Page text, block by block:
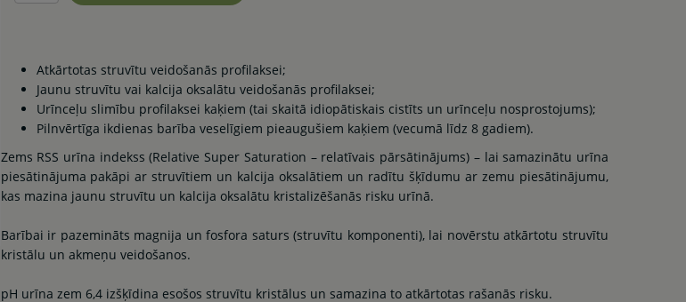
Atkārtotas struvītu veidošanās profilaksei;
Jaunu struvītu vai kalcija oksalātu veidošanās profilaksei;
Urīnceļu slimību profilaksei kaķiem (tai skaitā idiopātiskais cistīts un urīnceļu nosprostojums);
Pilnvērtīga ikdienas barība veselīgiem pieaugušiem kaķiem (vecumā līdz 8 gadiem).
Zems RSS urīna indekss (Relative Super Saturation – relatīvais pārsātinājums) – lai samazinātu urīna
piesātinājuma pakāpi ar struvītiem un kalcija oksalātiem un radītu šķīdumu ar zemu piesātinājumu,
kas mazina jaunu struvītu un kalcija oksalātu kristalizēšanās risku urīnā.
Barībai ir pazemināts magnija un fosfora saturs (struvītu komponenti), lai novērstu atkārtotu struvītu
kristālu un akmeņu veidošanos.
pH urīna zem 6,4 izšķīdina esošos struvītu kristālus un samazina to atkārtotas rašanās risku.